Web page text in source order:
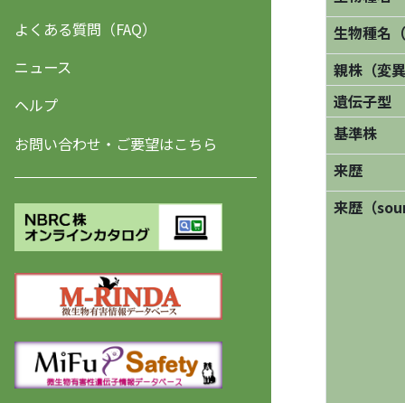
よくある質問（FAQ）
ニュース
ヘルプ
お問い合わせ・ご要望はこちら
生物種名
親株（変
遺伝子型
基準株
来歴
来歴（